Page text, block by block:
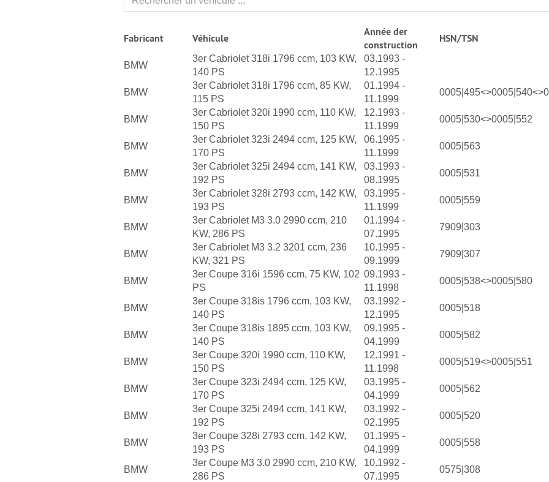
Fabricant Véhicule
Année der
construction
HSN/TSN
BMW
3er Cabriolet 318i 1796 ccm, 103 KW,
140 PS
03.1993 -
12.1995
BMW
3er Cabriolet 318i 1796 ccm, 85 KW,
115 PS
01.1994 -
11.1999
BMW
3er Cabriolet 320i 1990 ccm, 110 KW,
150 PS
12.1993 -
11.1999
0005|530<>0005|552
BMW
3er Cabriolet 323i 2494 ccm, 125 KW,
170 PS
06.1995 -
11.1999
0005|563
BMW
3er Cabriolet 325i 2494 ccm, 141 KW,
192 PS
03.1993 -
08.1995
0005|531
BMW
3er Cabriolet 328i 2793 ccm, 142 KW,
193 PS
03.1995 -
11.1999
0005|559
BMW
3er Cabriolet M3 3.0 2990 ccm, 210
KW, 286 PS
01.1994 -
07.1995
7909|303
BMW
3er Cabriolet M3 3.2 3201 ccm, 236
KW, 321 PS
10.1995 -
09.1999
7909|307
BMW
3er Coupe 316i 1596 ccm, 75 KW, 102
PS
09.1993 -
11.1998
0005|538<>0005|580
BMW
3er Coupe 318is 1796 ccm, 103 KW,
140 PS
03.1992 -
12.1995
0005|518
BMW
3er Coupe 318is 1895 ccm, 103 KW,
140 PS
09.1995 -
04.1999
0005|582
BMW
3er Coupe 320i 1990 ccm, 110 KW,
150 PS
12.1991 -
11.1998
0005|519<>0005|551
BMW
3er Coupe 323i 2494 ccm, 125 KW,
170 PS
03.1995 -
04.1999
0005|562
BMW
3er Coupe 325i 2494 ccm, 141 KW,
192 PS
03.1992 -
02.1995
0005|520
BMW
3er Coupe 328i 2793 ccm, 142 KW,
193 PS
01.1995 -
04.1999
0005|558
BMW
3er Coupe M3 3.0 2990 ccm, 210 KW,
286 PS
10.1992 -
07.1995
0575|308